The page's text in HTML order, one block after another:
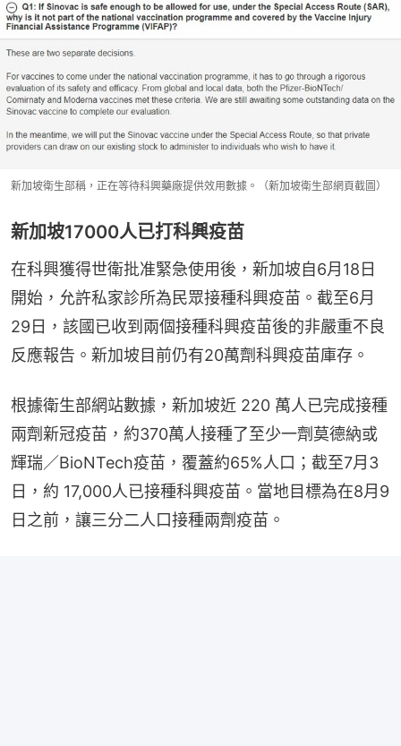
新加坡衛生部稱，正在等待科興藥廠提供效用數據。（新加坡衛生部網頁截圖）
新加坡17000人已打科興疫苗
在科興獲得世衛批准緊急使用後，新加坡自6月18日
開始，允許私家診所為民眾接種科興疫苗。截至6月
29日，該國已收到兩個接種科興疫苗後的非嚴重不良
反應報告。新加坡目前仍有20萬劑科興疫苗庫存。
根據衛生部網站數據，新加坡近 220 萬人已完成接種
兩劑新冠疫苗，約370萬人接種了至少一劑莫德納或
輝瑞／BioNTech疫苗，覆蓋約65%人口；截至7月3
日，約 17,000人已接種科興疫苗。當地目標為在8月9
日之前，讓三分二人口接種兩劑疫苗。